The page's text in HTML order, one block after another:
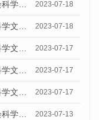
7月13日《广州日报》报道我院与社会科学文献出版社联合发布了《广州蓝皮书：广州经济发展报告（2023）》的媒体文章 2023-07-18
7月12日《强国号》报道我院与社会科学文献出版社联合发布的《广州蓝皮书：广州经济发展报告（2023）》的媒体文章 2023-07-18
7月12日《强国号》报道我院与社会科学文献出版社联合发布的《广州蓝皮书：广州经济发展报告（2023）》的媒体文章 2023-07-17
7月12日《强国号》报道我院与社会科学文献出版社联合发布的《广州蓝皮书：广州经济发展报告（2023）》的媒体文章 2023-07-17
7月12日《强国号》报道我院与社会科学文献出版社联合发布的《广州蓝皮书：广州经济发展报告（2023）》的媒体文章 2023-07-17
7月13日《广州日报》报道我院与社会科学文献出版社联合发布了《广州蓝皮书：广州经济发展报告（2023）》的视频采访 2023-07-13